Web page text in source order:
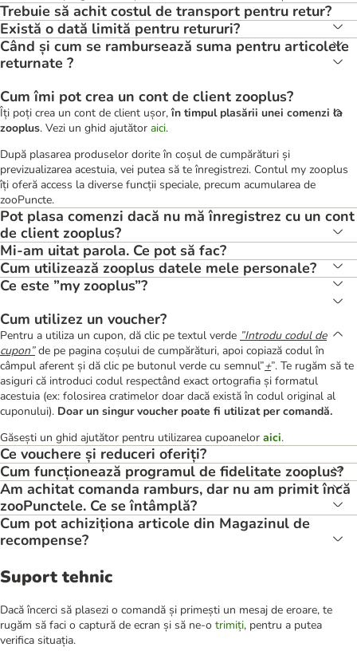
Trebuie să achit costul de transport pentru retur?
Există o dată limită pentru retururi?
Când și cum se rambursează suma pentru articolele
returnate ?
Cum îmi pot crea un cont de client zooplus?
Îți poți crea un cont de client ușor,în timpul plasării unei comenzi la
zooplus. Vezi un ghid ajutător aici.
După plasarea produselor dorite în coșul de cumpărături și
previzualizarea acestuia, vei putea să te înregistrezi. Contul my zooplus
îți oferă access la diverse funcții speciale, precum acumularea de
zooPuncte.
Pot plasa comenzi dacă nu mă înregistrez cu un cont
de client zooplus?
Mi-am uitat parola. Ce pot să fac?
Cum utilizează zooplus datele mele personale?
Ce este ”my zooplus”?
Cum utilizez un voucher?
Pentru a utiliza un cupon, dă clic pe textul verde ”Introdu codul de
cupon”de pe pagina coșului de cumpărături, apoi copiază codul în
câmpul aferent și dă clic pe butonul verde cu semnul”+”. Te rugăm să te
asiguri că introduci codul respectând exact ortografia și formatul
acestuia (ex: folosirea cratimelor doar dacă există în codul original al
cuponului). Doar un singur voucher poate fi utilizat per comandă.
Găsești un ghid ajutător pentru utilizarea cupoanelor aici.
Ce vouchere și reduceri oferiți?
Cum funcționează programul de fidelitate zooplus?
Am achitat comanda ramburs, dar nu am primit încă
zooPunctele. Ce se întâmplă?
Cum pot achiziționa articole din Magazinul de
recompense?
Suport tehnic
Dacă încerci să plasezi o comandă și primești un mesaj de eroare, te
rugăm să faci o captură de ecran și să ne-o trimiți, pentru a putea
verifica situația.